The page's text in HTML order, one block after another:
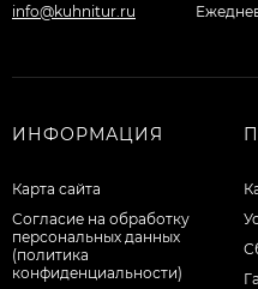
info@kuhnitur.ru
ИНФОРМАЦИЯ
Карта сайта
Согласие на обработку
персональных данных
(политика
конфиденциальности)